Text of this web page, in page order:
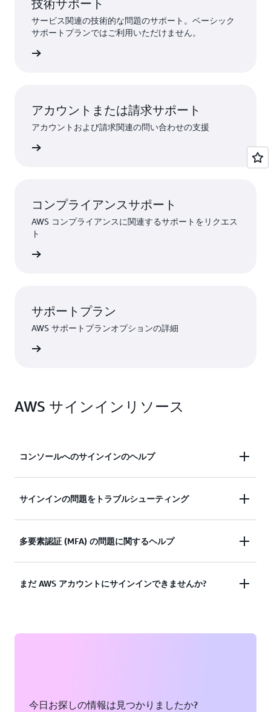
技術サポート
サービス関連の技術的な問題のサポート。ベーシック
サポートプランではご利用いただけません。
アカウントまたは請求サポート
アカウントおよび請求関連の問い合わせの支援
コンプライアンスサポート
AWS コンプライアンスに関連するサポートをリクエス
ト
サポートプラン
AWS サポートプランオプションの詳細
AWS サインインリソース
コンソールへのサインインのヘルプ
AWS マネジメントコンソールへのサインインにサ
ドキュメンテーションを表示する
サインインの問題をトラブルシューティング
サインインしようとしましたが、認証情報が機能し
か?
多要素認証 (MFA) の問題に関するヘルプ
紛失、及び仕様できなくなった多要素認証 (MFA) デ
ソリューションを見る
まだ AWS アカウントにサインインできませんか?
今日お探しの情報は見つかりましたか?